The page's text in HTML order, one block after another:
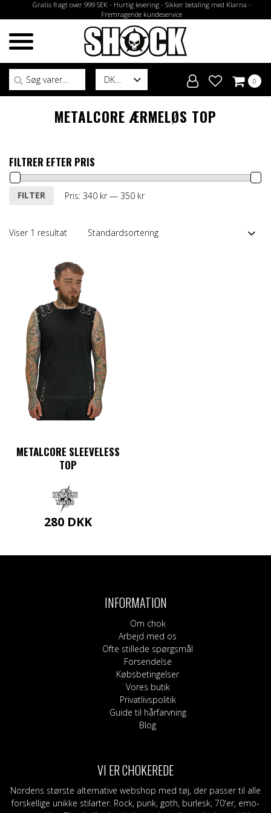
Gratis fragt over 999 SEK - Hurtig levering - Sikker betaling med Klarna -
Fremragende kundeservice
DK
Søg efter:
0
METALCORE ÆRMELØS TOP
FILTRER EFTER PRIS
Mindste
Højeste
FILTER Pris: 340 kr— 350 kr
Viser 1 resultat
METALCORE SLEEVELESS
TOP
280 DKK
Mulighederne
varesiden
INFORMATION
Om chok
Arbejd med os
Ofte stillede spørgsmål
Forsendelse
Købsbetingelser
Vores butik
Privatlivspolitik
Guide til hårfarvning
Blog
VI ER CHOKEREDE
Nordens største alternative webshop med tøj, der passer til alle
forskellige unikke stilarter. Rock, punk, goth, burlesk, 70'er, emo-